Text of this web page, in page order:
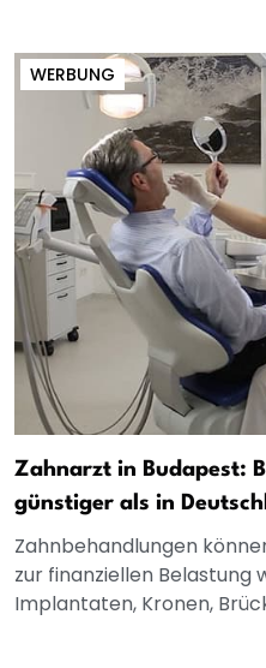
WERBUNG
Zahnarzt in Budapest:
günstiger als in
Zahnbehandlungen
zur finanziellen Belastung
Implantaten, Kronen,